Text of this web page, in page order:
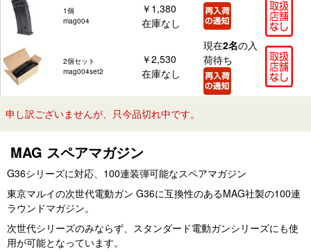
1個
mag004
￥1,380
在庫なし
2個セット
mag004set2
￥2,530
在庫なし
現在2名の入
荷待ち
申し訳ございませんが、只今品切れ中です。
MAG スペアマガジン
G36シリーズに対応、100連装弾可能なスペアマガジン
東京マルイの次世代電動ガン G36に互換性のあるMAG社製の100連
ラウンドマガジン。
次世代シリーズのみならず、スタンダード電動ガンシリーズにも使
用が可能となっています。